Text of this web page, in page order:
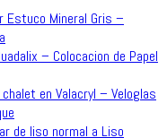
Estuco Mineral Gris –
– Colocacion de Papel
en Valacryl – Veloglas
de liso normal a Liso